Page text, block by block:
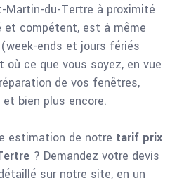
Martin-du-Tertre à proximité
et compétent, est à même
ends et jours fériés
ce que vous soyez, en vue
de vos fenêtres,
bien plus encore.
estimation de notre tarif prix
? Demandez votre devis
sur notre site, en un